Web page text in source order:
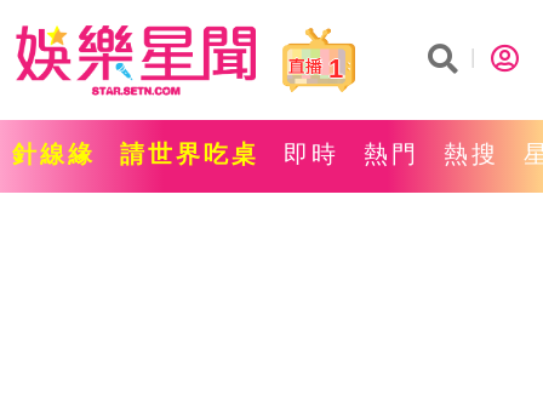
1
針線緣 請世界吃桌 即時 熱門 熱搜